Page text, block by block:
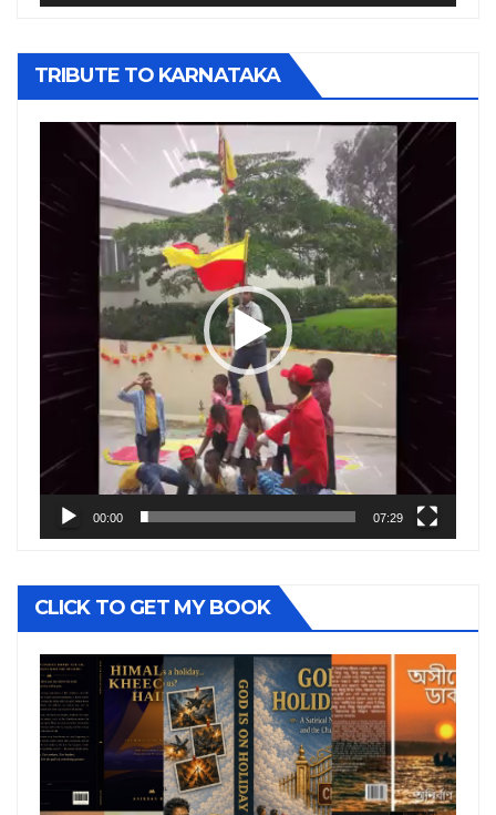
TRIBUTE TO KARNATAKA
Video
Player
00:00 07:29
CLICK TO GET MY BOOK